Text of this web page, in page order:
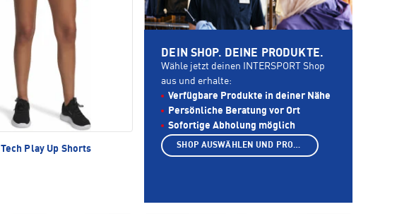
Tech Play Up Shorts
DEIN SHOP. DEINE PRODUKTE.
Wähle jetzt deinen INTERSPORT Shop
aus und erhalte:
Verfügbare Produkte in deiner Nähe
Persönliche Beratung vor Ort
Sofortige Abholung möglich
SHOP AUSWÄHLEN UND PRODUKTE ANZEIGEN